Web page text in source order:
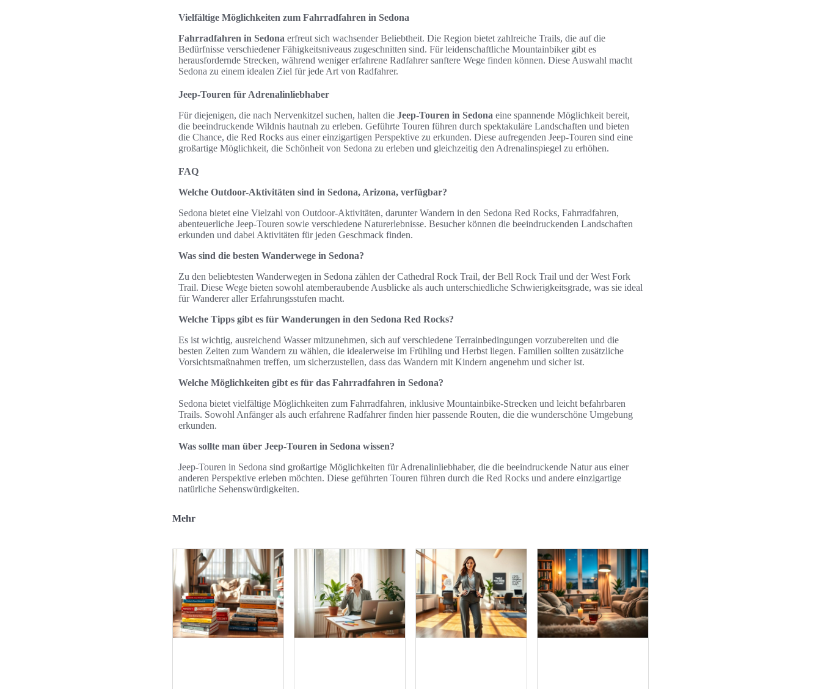
Vielfältige Möglichkeiten zum Fahrradfahren in Sedona
Fahrradfahren in Sedona erfreut sich wachsender Beliebtheit. Die Region bietet zahlreiche Trails, die auf die
Bedürfnisse verschiedener Fähigkeitsniveaus zugeschnitten sind. Für leidenschaftliche Mountainbiker gibt es
herausfordernde Strecken, während weniger erfahrene Radfahrer sanftere Wege finden können. Diese Auswahl macht
Sedona zu einem idealen Ziel für jede Art von Radfahrer.
Jeep-Touren für Adrenalinliebhaber
Für diejenigen, die nach Nervenkitzel suchen, halten die Jeep-Touren in Sedona eine spannende Möglichkeit bereit,
die beeindruckende Wildnis hautnah zu erleben. Geführte Touren führen durch spektakuläre Landschaften und bieten
die Chance, die Red Rocks aus einer einzigartigen Perspektive zu erkunden. Diese aufregenden Jeep-Touren sind eine
großartige Möglichkeit, die Schönheit von Sedona zu erleben und gleichzeitig den Adrenalinspiegel zu erhöhen.
FAQ
Welche Outdoor-Aktivitäten sind in Sedona, Arizona, verfügbar?
Sedona bietet eine Vielzahl von Outdoor-Aktivitäten, darunter Wandern in den Sedona Red Rocks, Fahrradfahren,
abenteuerliche Jeep-Touren sowie verschiedene Naturerlebnisse. Besucher können die beeindruckenden Landschaften
erkunden und dabei Aktivitäten für jeden Geschmack finden.
Was sind die besten Wanderwege in Sedona?
Zu den beliebtesten Wanderwegen in Sedona zählen der Cathedral Rock Trail, der Bell Rock Trail und der West Fork
Trail. Diese Wege bieten sowohl atemberaubende Ausblicke als auch unterschiedliche Schwierigkeitsgrade, was sie ideal
für Wanderer aller Erfahrungsstufen macht.
Welche Tipps gibt es für Wanderungen in den Sedona Red Rocks?
Es ist wichtig, ausreichend Wasser mitzunehmen, sich auf verschiedene Terrainbedingungen vorzubereiten und die
besten Zeiten zum Wandern zu wählen, die idealerweise im Frühling und Herbst liegen. Familien sollten zusätzliche
Vorsichtsmaßnahmen treffen, um sicherzustellen, dass das Wandern mit Kindern angenehm und sicher ist.
Welche Möglichkeiten gibt es für das Fahrradfahren in Sedona?
Sedona bietet vielfältige Möglichkeiten zum Fahrradfahren, inklusive Mountainbike-Strecken und leicht befahrbaren
Trails. Sowohl Anfänger als auch erfahrene Radfahrer finden hier passende Routen, die die wunderschöne Umgebung
erkunden.
Was sollte man über Jeep-Touren in Sedona wissen?
Jeep-Touren in Sedona sind großartige Möglichkeiten für Adrenalinliebhaber, die die beeindruckende Natur aus einer
anderen Perspektive erleben möchten. Diese geführten Touren führen durch die Red Rocks und andere einzigartige
natürliche Sehenswürdigkeiten.
Mehr